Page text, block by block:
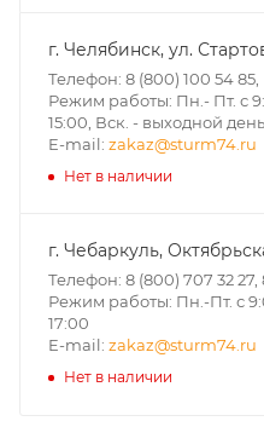
г. Челябинск, ул.
Телефон: 8 (800) 100 54 85,
Режим работы: Пн.- Пт. с
15:00, Вск. - выходной день
E-mail: zakaz@sturm74.ru
Нет в наличии
г. Чебаркуль,
Телефон: 8 (800) 707 32 27,
Режим работы: Пн.-Пт. с
17:00
E-mail: zakaz@sturm74.ru
Нет в наличии